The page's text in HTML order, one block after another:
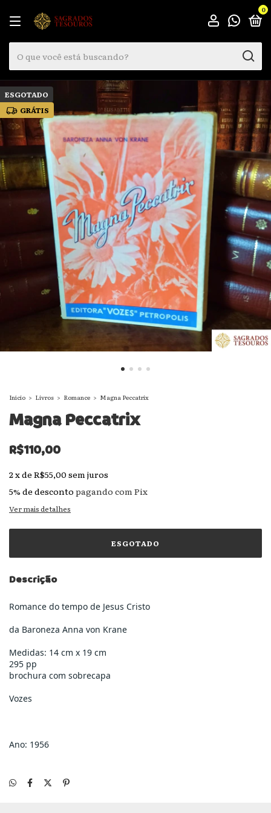
0
ESGOTADO
GRÁTIS
Início > Livros > Romance > Magna Peccatrix
Magna Peccatrix
R$110,00
2xde R$55,00 sem juros
5% de desconto pagando com Pix
Ver mais detalhes
Descrição
Romance do tempo de Jesus Cristo
da Baroneza Anna von Krane
Medidas: 14 cm x 19 cm
295 pp
brochura com sobrecapa
Vozes
Ano: 1956